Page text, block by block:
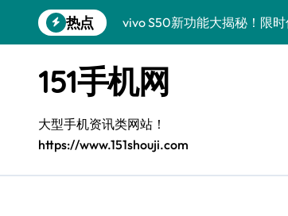
到
热点
vivo S50新功能大揭秘！限
三星Galaxy Z Fold7抢先曝
三星Galaxy S26震撼来袭，
S25 Ultra颜值封神！定制主题
Galaxy S25+闪亮登场，这样
151手机网
大型手机资讯类网站！
https://www.151shouji.com